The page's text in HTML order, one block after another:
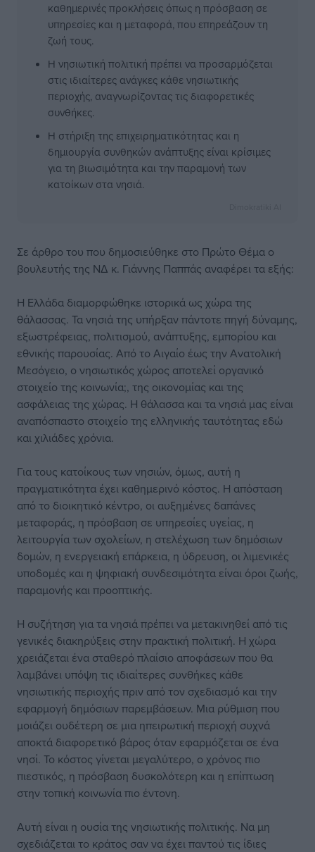
καθημερινές προκλήσεις όπως η πρόσβαση σε
υπηρεσίες και η μεταφορά, που επηρεάζουν τη
ζωή τους.
Η νησιωτική πολιτική πρέπει να προσαρμόζεται
στις ιδιαίτερες ανάγκες κάθε νησιωτικής
περιοχής, αναγνωρίζοντας τις διαφορετικές
συνθήκες.
Η στήριξη της επιχειρηματικότητας και η
δημιουργία συνθηκών ανάπτυξης είναι κρίσιμες
για τη βιωσιμότητα και την παραμονή των
κατοίκων στα νησιά.
Σε άρθρο του που δημοσιεύθηκε στο Πρώτο Θέμα ο
βουλευτής της ΝΔ κ. Γιάννης Παππάς αναφέρει τα εξής:
Η Ελλάδα διαμορφώθηκε ιστορικά ως χώρα της
θάλασσας. Τα νησιά της υπήρξαν πάντοτε πηγή δύναμης,
εξωστρέφειας, πολιτισμού, ανάπτυξης, εμπορίου και
εθνικής παρουσίας. Από το Αιγαίο έως την Ανατολική
Μεσόγειο, ο νησιωτικός χώρος αποτελεί οργανικό
στοιχείο της κοινωνία;, της οικονομίας και της
ασφάλειας της χώρας. Η θάλασσα και τα νησιά μας είναι
αναπόσπαστο στοιχείο της ελληνικής ταυτότητας εδώ
και χιλιάδες χρόνια.
Για τους κατοίκους των νησιών, όμως, αυτή η
πραγματικότητα έχει καθημερινό κόστος. Η απόσταση
από το διοικητικό κέντρο, οι αυξημένες δαπάνες
μεταφοράς, η πρόσβαση σε υπηρεσίες υγείας, η
λειτουργία των σχολείων, η στελέχωση των δημόσιων
δομών, η ενεργειακή επάρκεια, η ύδρευση, οι λιμενικές
υποδομές και η ψηφιακή συνδεσιμότητα είναι όροι ζωής,
παραμονής και προοπτικής.
Η συζήτηση για τα νησιά πρέπει να μετακινηθεί από τις
γενικές διακηρύξεις στην πρακτική πολιτική. Η χώρα
χρειάζεται ένα σταθερό πλαίσιο αποφάσεων που θα
λαμβάνει υπόψη τις ιδιαίτερες συνθήκες κάθε
νησιωτικής περιοχής πριν από τον σχεδιασμό και την
εφαρμογή δημόσιων παρεμβάσεων. Μια ρύθμιση που
μοιάζει ουδέτερη σε μια ηπειρωτική περιοχή συχνά
αποκτά διαφορετικό βάρος όταν εφαρμόζεται σε ένα
νησί. Το κόστος γίνεται μεγαλύτερο, ο χρόνος πιο
πιεστικός, η πρόσβαση δυσκολότερη και η επίπτωση
στην τοπική κοινωνία πιο έντονη.
Αυτή είναι η ουσία της νησιωτικής πολιτικής. Να μη
σχεδιάζεται το κράτος σαν να έχει παντού τις ίδιες